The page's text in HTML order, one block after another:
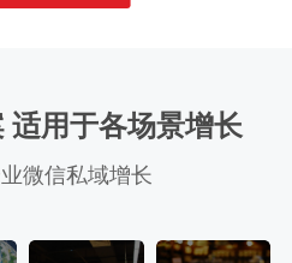
适用于各场景增长
微信私域增长